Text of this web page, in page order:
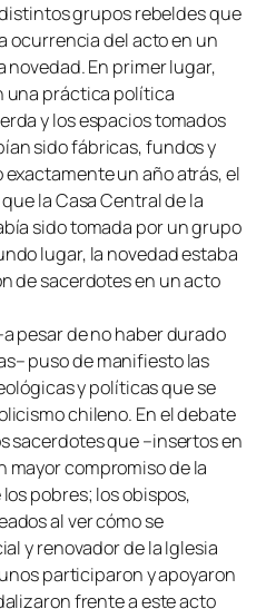
grupos rebeldes que
ocurrencia del acto en un
En primer lugar,
una práctica política
y los espacios tomados
sido fábricas, fundos y
un año atrás, el
que la Casa Central de la
sido tomada por un grupo
lugar, la novedad estaba
de sacerdotes en un acto
pesar de no haber durado
puso de manifiesto las
y políticas que se
chileno. En el debate
sacerdotes que –insertos en
mayor compromiso de la
pobres; los obispos,
al ver cómo se
y renovador de la Iglesia
participaron y apoyaron
frente a este acto